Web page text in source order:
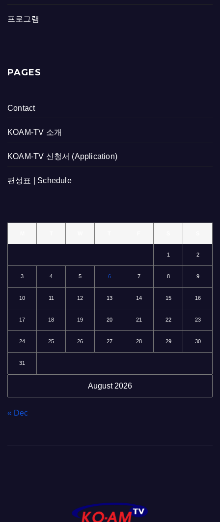
프로그램
PAGES
Contact
KOAM-TV 소개
KOAM-TV 신청서 (Application)
편성표 | Schedule
August 2026
1 2
3 4 5 6 7 8 9
10 11 12 13 14 15 16
17 18 19 20 21 22 23
24 25 26 27 28 29 30
31
« Dec